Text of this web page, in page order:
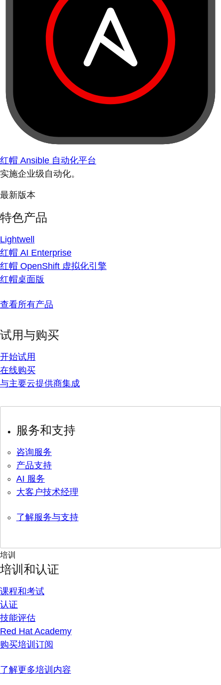
红帽 Ansible 自动化平台
实施企业级自动化。
最新版本
特色产品
Lightwell
红帽 AI Enterprise
红帽 OpenShift 虚拟化引擎
红帽桌面版
查看所有产品
试用与购买
开始试用
在线购买
与主要云提供商集成
服务和支持
咨询服务
产品支持
AI 服务
大客户技术经理
了解服务与支持
培训
培训和认证
课程和考试
认证
技能评估
Red Hat Academy
购买培训订阅
了解更多培训内容